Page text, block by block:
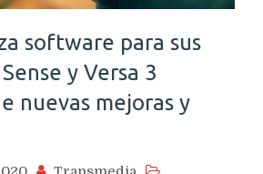
software para sus
y Versa 3
nuevas mejoras y